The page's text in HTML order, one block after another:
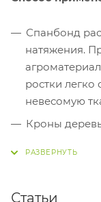
Спанбонд
натяжения.
ростки легко
невесомую
Кроны
Статьи